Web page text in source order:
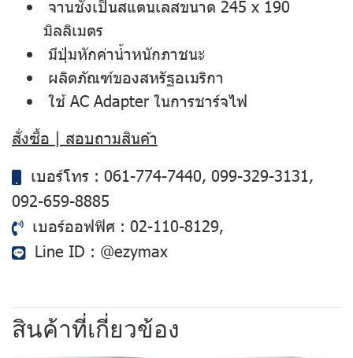
จานชั่งเป็นสแตนเลสขนาด 245 x 190
มิลลิเมตร
มีปุ่มหักค่าน้ำหนักภาชนะ
ผลิตภัณฑ์ของสหรัฐอเมริกา
ใช้ AC Adapter ในการชาร์จไฟ
สั่งซื้อ | สอบถามสินค้า
เบอร์โทร : 061-774-7440, 099-329-3131 ,
092-659-8885
เบอร์ออฟฟิศ : 02-110-8129,
Line ID : @ezymax
สินค้าที่เกี่ยวข้อง